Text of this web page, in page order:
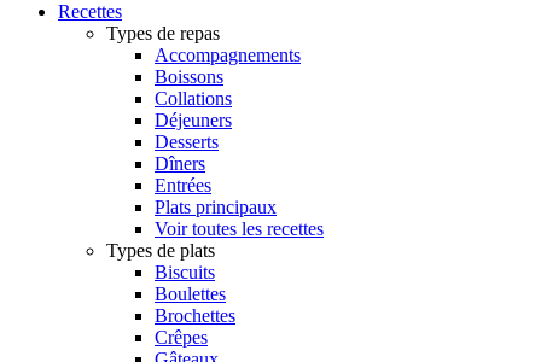
Recettes
Types de repas
Accompagnements
Boissons
Collations
Déjeuners
Desserts
Dîners
Entrées
Plats principaux
Voir toutes les recettes
Types de plats
Biscuits
Boulettes
Brochettes
Crêpes